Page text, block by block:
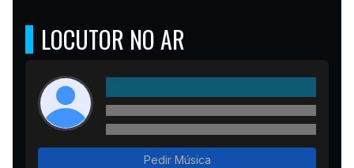
LOCUTOR NO AR
Pedir Música